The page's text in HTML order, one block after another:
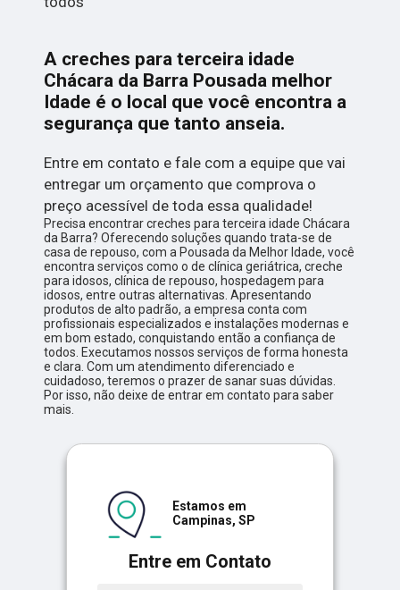
A creches para terceira idade
Chácara da Barra Pousada melhor
Idade é o local que você encontra a
segurança que tanto anseia.
Entre em contato e fale com a equipe que vai
entregar um orçamento que comprova o
preço acessível de toda essa qualidade!
Precisa encontrar creches para terceira idade Chácara
da Barra? Oferecendo soluções quando trata-se de
casa de repouso, com a Pousada da Melhor Idade, você
encontra serviços como o de clínica geriátrica, creche
para idosos, clínica de repouso, hospedagem para
idosos, entre outras alternativas. Apresentando
produtos de alto padrão, a empresa conta com
profissionais especializados e instalações modernas e
em bom estado, conquistando então a confiança de
todos. Executamos nossos serviços de forma honesta
e clara. Com um atendimento diferenciado e
cuidadoso, teremos o prazer de sanar suas dúvidas.
Por isso, não deixe de entrar em contato para saber
mais.
Entre em Contato
Estamos em
Campinas, SP